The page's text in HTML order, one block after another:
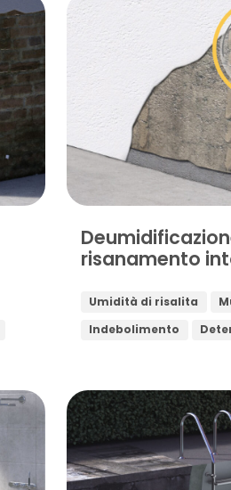
risanamento
Umidità di risalita
Indebolimento